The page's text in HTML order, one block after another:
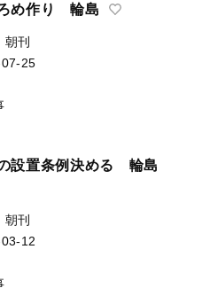
め作り 輪島
朝刊
25
設置条例決める 輪島
朝刊
12